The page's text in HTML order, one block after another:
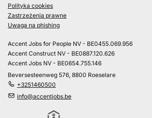
Polityka cookies
Zastrzeżenia prawne
Uwaga na phishing
Accent Jobs for People NV - BE0455.069.956
Accent Construct NV - BE0887.120.626
Accent Jobs NV - BE0654.755.146
Beversesteenweg 576, 8800 Roeselare
+3251460500
info@accentjobs.be